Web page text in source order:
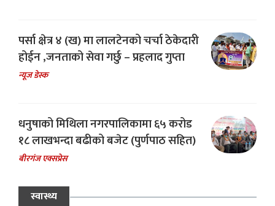
पर्सा क्षेत्र ४ (ख) मा लालटेनको चर्चा ठेकेदारी
होईन ,जनताको सेवा गर्छु – प्रहलाद गुप्ता
न्यूज डेस्क
धनुषाको मिथिला नगरपालिकामा ६५ करोड
१८ लाखभन्दा बढीको बजेट (पुर्णपाठ सहित)
बीरगंज एक्सप्रेस
स्वास्थ्य